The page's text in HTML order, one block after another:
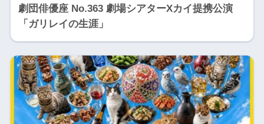
劇団俳優座 No.363 劇場シアターΧカイ提携公演
「ガリレイの生涯」